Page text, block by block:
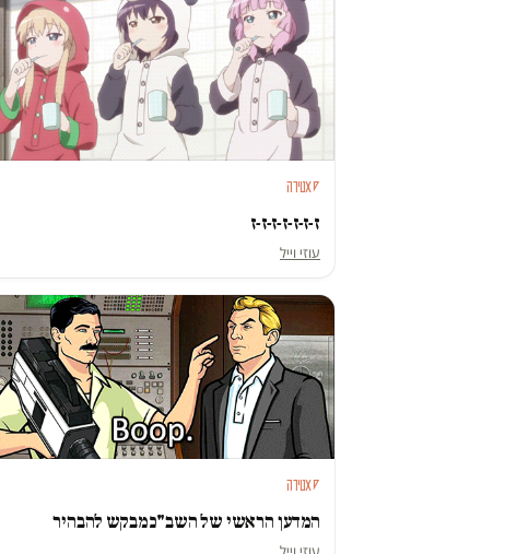
סאטירה
ז-ז-ז-ז-ז-ז-ז
עוזי וייל
סאטירה
המדען הראשי של השב"כ מבקש להבהיר